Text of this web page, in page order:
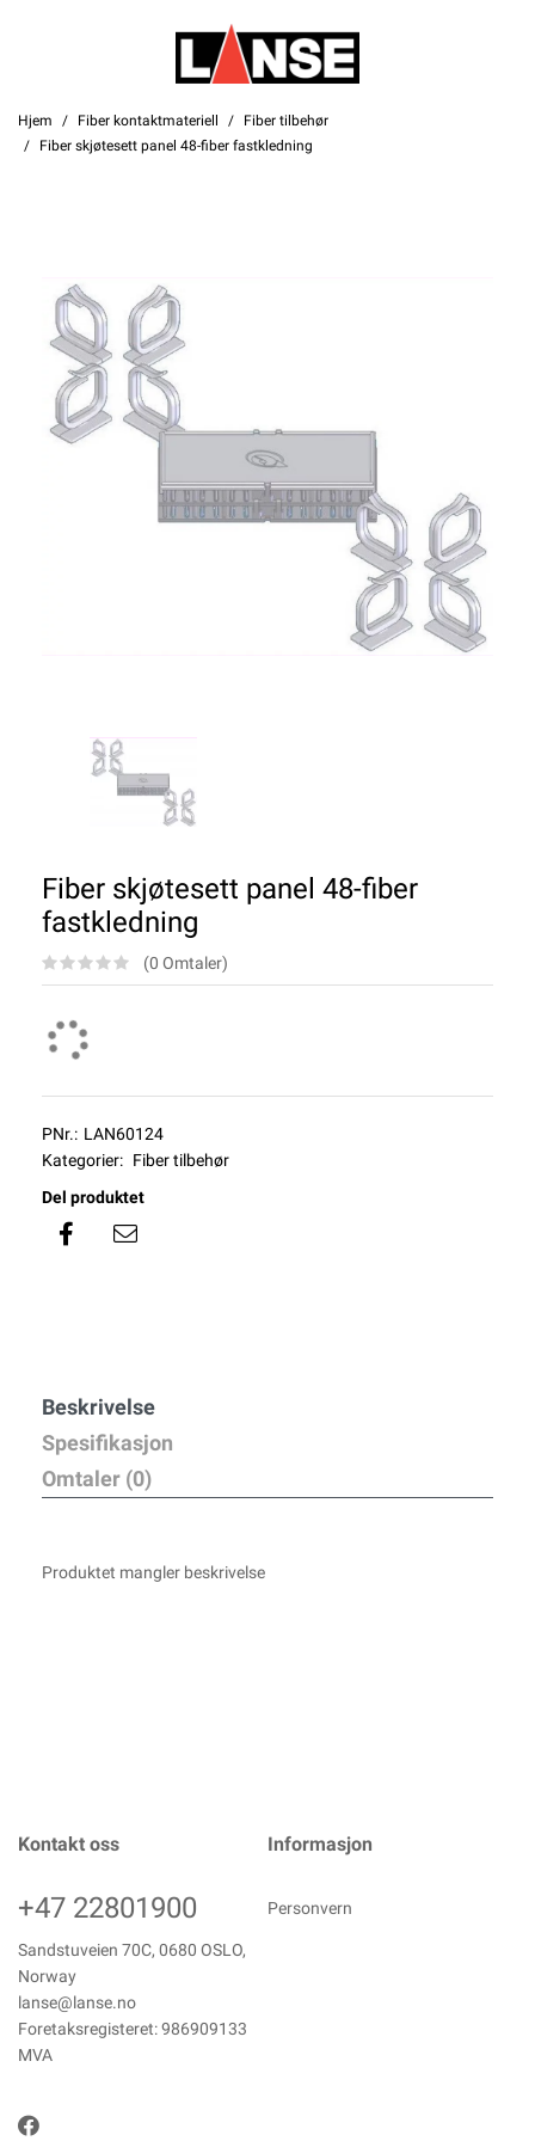
Hjem Fiber kontaktmateriell
Fiber tilbehør
Fiber skjøtesett panel 48-fiber fastkledning
Fiber skjøtesett panel 48-fiber
fastkledning
(0 Omtaler)
PNr.: LAN60124
Kategorier: Fiber tilbehør
Del produktet
Beskrivelse
Spesifikasjon
Omtaler (0)
Produktet mangler beskrivelse
Kontakt oss
+47 22801900
Sandstuveien 70C, 0680 OSLO,
Norway
lanse@lanse.no
Foretaksregisteret: 986909133
MVA
Informasjon
Personvern